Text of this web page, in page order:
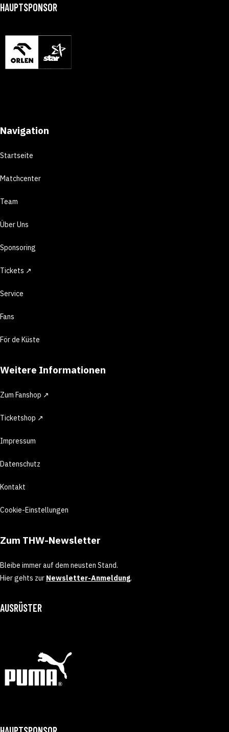
HAUPTSPONSOR
Navigation
Startseite
Matchcenter
Team
Über Uns
Sponsoring
Tickets ↗
Service
Fans
För de Küste
Weitere Informationen
Zum Fanshop ↗
Ticketshop ↗
Impressum
Datenschutz
Kontakt
Cookie-Einstellungen
Zum THW-Newsletter
Bleibe immer auf dem neusten Stand.
Hier gehts zur Newsletter-Anmeldung.
AUSRÜSTER